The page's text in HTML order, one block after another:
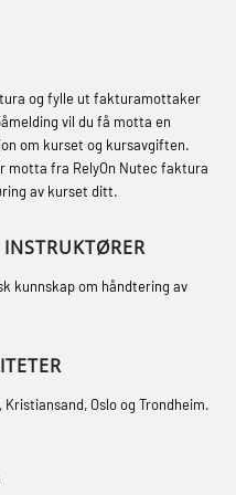
(OFA102)
(OFABLE101)
(GMDSS)
(Blended with
+ practical)
offiserer
(MBS134)
Offiserer
med
for offiserer 24 t
(MFA1081)
Medisinsk
(OFA107)
–
ansatte på
Webinar (LSP103)
og fylle ut fakturamottaker
vil du få motta en
om kurset og kursavgiften.
motta fra RelyOn Nutec faktura
av kurset ditt.
kunnskap om håndtering av
Oslo og Trondheim.